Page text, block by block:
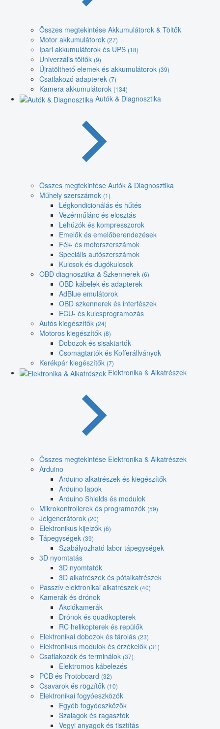
Összes megtekintése Akkumulátorok & Töltők
Motor akkumulátorok (27)
Ipari akkumulátorok és UPS (18)
Univerzális töltők (9)
Újratölthető elemek és akkumulátorok (39)
Csatlakozó adapterek (7)
Kamera akkumulátorok (134)
Autók & Diagnosztika
Összes megtekintése Autók & Diagnosztika
Műhely szerszámok (1)
Légkondicionálás és hűtés
Vezérműlánc és elosztás
Lehúzók és kompresszorok
Emelők és emelőberendezések
Fék- és motorszerszámok
Speciális autószerszámok
Kulcsok és dugókulcsok
OBD diagnosztika & Szkennerek (6)
OBD kábelek és adapterek
AdBlue emulátorok
OBD szkennerek és interfészek
ECU- és kulcsprogramozás
Autós kiegészítők (24)
Motoros kiegészítők (8)
Dobozok és sisaktartók
Csomagtartók és Kofferállványok
Kerékpár kiegészítők (7)
Elektronika & Alkatrészek
Összes megtekintése Elektronika & Alkatrészek
Arduino
Arduino alkatrészek és kiegészítők
Arduino lapok
Arduino Shields és modulok
Mikrokontrollerek és programozók (59)
Jelgenerátorok (20)
Elektronikus kijelzők (6)
Tápegységek (39)
Szabályozható labor tápegységek
3D nyomtatás
3D nyomtatók
3D alkatrészek és pótalkatrészek
Passzív elektronikai alkatrészek (40)
Kamerák és drónok
Akciókamerák
Drónok és quadkopterek
RC helikopterek és repülők
Elektronikai dobozok és tárolás (23)
Elektronikus modulok és érzékelők (31)
Csatlakozók és terminálok (37)
Elektromos kábelezés
PCB és Protoboard (32)
Csavarok és rögzítők (10)
Elektronikai fogyóeszközök
Egyéb fogyóeszközök
Szalagok és ragasztók
Vegyi anyagok és tisztítás